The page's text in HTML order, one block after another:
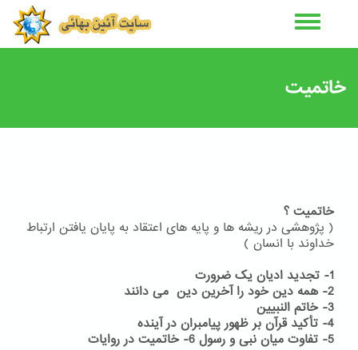
خاتمیت
خاتمیت ؟
( پژوهشی در ریشه ها و پایه های اعتقاد به پایان یافتن ارتباط
خداوند با انسان )
1- تجدید ادیان یک ضرورت
2- همه دین خود را آخرین دین می دانند
3- خاتم النبیین
4- تأکید قرآن بر ظهور پیامبران در آینده
5- تفاوت میان نبی و رسول
6- خاتمیت در روایات